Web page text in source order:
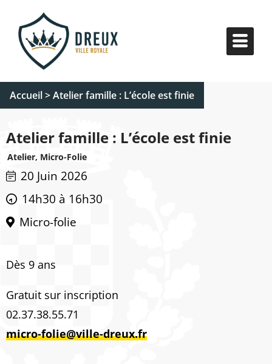
Accueil>Atelier famille : L’école est finie
Atelier famille : L’école est finie
Atelier, Micro-Folie
20 Juin 2026
14h30 à 16h30
Micro-folie
Dès 9 ans
Gratuit sur inscription
02.37.38.55.71
micro-folie@ville-dreux.fr